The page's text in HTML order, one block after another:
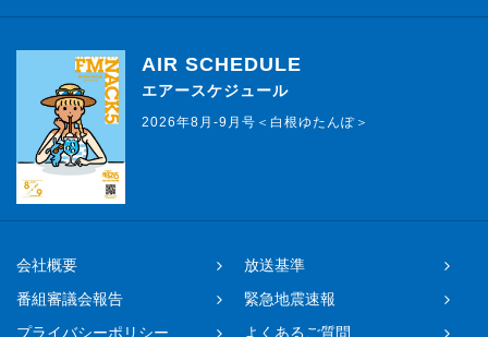
AIR SCHEDULE
エアースケジュール
2026年8月-9月号＜白根ゆたんぽ＞
会社概要
放送基準
番組審議会報告
緊急地震速報
プライバシーポリシー
よくあるご質問